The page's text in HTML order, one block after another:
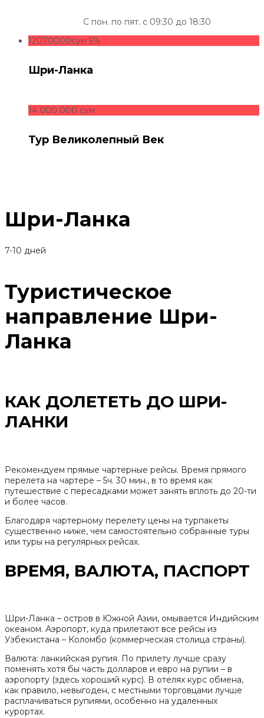
С пон. по пят. с 09:30 до 18:30
12070000сум 5%
Шри-Ланка
14 000 000 сум
Тур Великолепный Век
Шри-Ланка
7-10 дней
Туристическое
направление Шри-
Ланка
КАК ДОЛЕТЕТЬ ДО ШРИ-
ЛАНКИ
Рекомендуем прямые чартерные рейсы. Время прямого
перелета на чартере – 5ч. 30 мин., в то время как
путешествие с пересадками может занять вплоть до 20-ти
и более часов.
Благодаря чартерному перелету цены на турпакеты
существенно ниже, чем самостоятельно собранные туры
или туры на регулярных рейсах.
ВРЕМЯ, ВАЛЮТА, ПАСПОРТ
Шри-Ланка – остров в Южной Азии, омывается Индийским
океаном. Аэропорт, куда прилетают все рейсы из
Узбекистана – Коломбо (коммерческая столица страны).
Валюта: ланкийская рупия. По прилету лучше сразу
поменять хотя бы часть долларов и евро на рупии – в
аэропорту (здесь хороший курс). В отелях курс обмена,
как правило, невыгоден, с местными торговцами лучше
расплачиваться рупиями, особенно на удаленных
курортах.